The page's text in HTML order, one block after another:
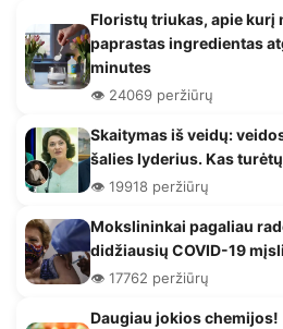
Floristų triukas, apie kurį
paprastas ingredientas
minutes
👁️ 24069 peržiūrų
Skaitymas iš veidų:
šalies lyderius. Kas
👁️ 19918 peržiūrų
Mokslininkai pagaliau
didžiausių COVID-19
👁️ 17762 peržiūrų
Daugiau jokios